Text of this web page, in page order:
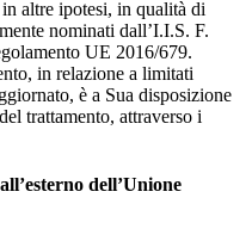
altre ipotesi, in qualità di
nominati dall’I.I.S. F.
UE 2016/679.
in relazione a limitati
è a Sua disposizione
trattamento, attraverso i
dell’Unione